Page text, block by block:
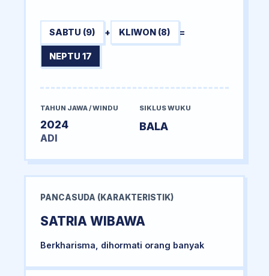
SABTU (9) + KLIWON (8) =
NEPTU 17
TAHUN JAWA / WINDU
2024
ADI
SIKLUS WUKU
BALA
PANCASUDA (KARAKTERISTIK)
SATRIA WIBAWA
Berkharisma, dihormati orang banyak